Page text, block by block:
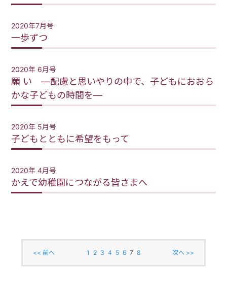
2020年7月号
一歩ずつ
2020年 6月号
願 い ―配慮と思いやりの中で、子どもにおおら
かな子どもの時間を―
2020年 5月号
子どもとともに希望をもって
2020年 4月号
かえで幼稚園につながる皆さまへ
<< 前へ 1 2 3 4 5 6 7 8 次へ >>